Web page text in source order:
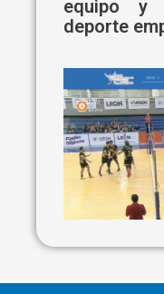
equipo y
deporte